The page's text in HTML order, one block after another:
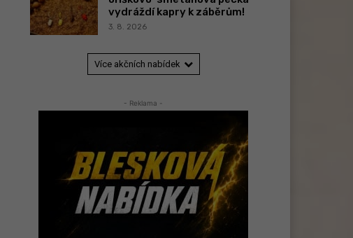
vydráždí kapry k záběrům!
3. 8. 2026
Více akčních nabídek
- Reklama -